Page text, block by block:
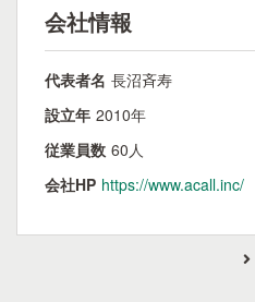
会社情報
代表者名 長沼斉寿
設立年 2010年
従業員数 60人
会社HP https://www.acall.inc/